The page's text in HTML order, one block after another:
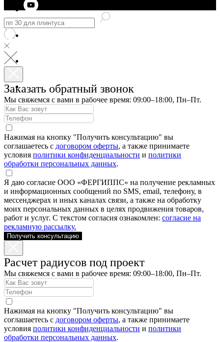
Заказать обратный звонок
Мы свяжемся с вами в рабочее время: 09:00–18:00, Пн–Пт.
Нажимая на кнопку "Получить консультацию" вы
соглашаетесь с договором оферты, а также принимаете
условия политики конфиденциальности и политики
обработки персональных данных.
Я даю согласие ООО «ФЕРГИППС» на получение рекламных
и информационных сообщений по SMS, email, телефону, в
мессенджерах и иных каналах связи, а также на обработку
моих персональных данных в целях продвижения товаров,
работ и услуг. С текстом согласия ознакомлен: согласие на
рекламную рассылку.
Получить консультацию
Расчет радиусов под проект
Мы свяжемся с вами в рабочее время: 09:00–18:00, Пн–Пт.
Нажимая на кнопку "Получить консультацию" вы
соглашаетесь с договором оферты, а также принимаете
условия политики конфиденциальности и политики
обработки персональных данных.